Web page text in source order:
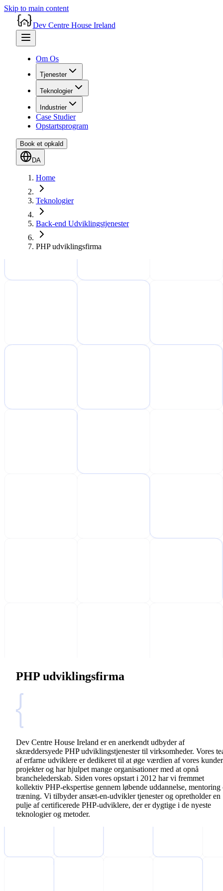
Skip to main content
Dev Centre House Ireland
Om Os
Tjenester
Teknologier
Industrier
Case Studier
Opstartsprogram
Book et opkald
DA
Home
Teknologier
Back-end Udviklingstjenester
PHP udviklingsfirma
PHP udviklingsfirma
Dev Centre House Ireland er en anerkendt udbyder af
skræddersyede PHP udviklingstjenester til virksomheder. Vores
af erfarne udviklere er dedikeret til at øge værdien af vores
projekter og har hjulpet mange organisationer med at opnå
branchelederskab. Siden vores opstart i 2012 har vi fremmet
kollektiv PHP-ekspertise gennem løbende uddannelse, mentoring
træning. Vi tilbyder ansæt-en-udvikler tjenester og opretholder en
pulje af certificerede PHP-udviklere, der er dygtige i de nyeste
teknologier og metoder.